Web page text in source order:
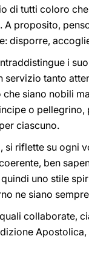
di tutti coloro
proposito,
disporre,
i
tanto
siano nobili
o
ciascuno.
riflette su ogni
ben
uno stile
ne siano
collaborate,